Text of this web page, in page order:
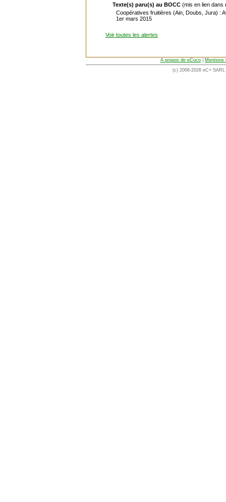
Texte(s) paru(s) au BOCC (mis en lien dans
Coopératives fruitières (Ain, Doubs, Jura) :
1er mars 2015
Voir toutes les alertes
A propos de eCoco
Mentions
(c) 2006-2026 eC+